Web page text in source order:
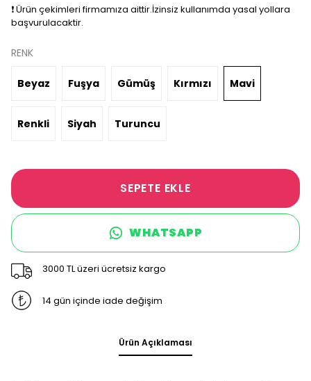
❗️ Ürün çekimleri firmamıza aittir.İzinsiz kullanımda yasal yollara
başvurulacaktir.
RENK
Beyaz Fuşya Gümüş Kırmızı Mavi
Renkli Siyah Turuncu
SEPETE EKLE
WHATSAPP
3000 TL üzeri ücretsiz kargo
14 gün içinde iade değişim
Ürün Açıklaması